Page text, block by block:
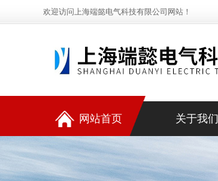
欢迎访问上海端懿电气科技有限公司网站！
网站首页 关于我们